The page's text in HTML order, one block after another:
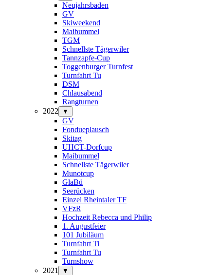
Neujahrsbaden
GV
Skiweekend
Maibummel
TGM
Schnellste Tägerwiler
Tannzapfe-Cup
Toggenburger Turnfest
Turnfahrt Tu
DSM
Chlausabend
Rangturnen
2022
▼
GV
Fondueplausch
Skitag
UHCT-Dorfcup
Maibummel
Schnellste Tägerwiler
Munotcup
GlaBü
Seerücken
Einzel Rheintaler TF
VFzR
Hochzeit Rebecca und Philip
1. Augustfeier
101 Jubiläum
Turnfahrt Ti
Turnfahrt Tu
Turnshow
2021
▼